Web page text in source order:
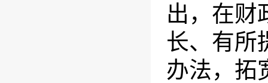
出，在财
长、有所
办法，拓